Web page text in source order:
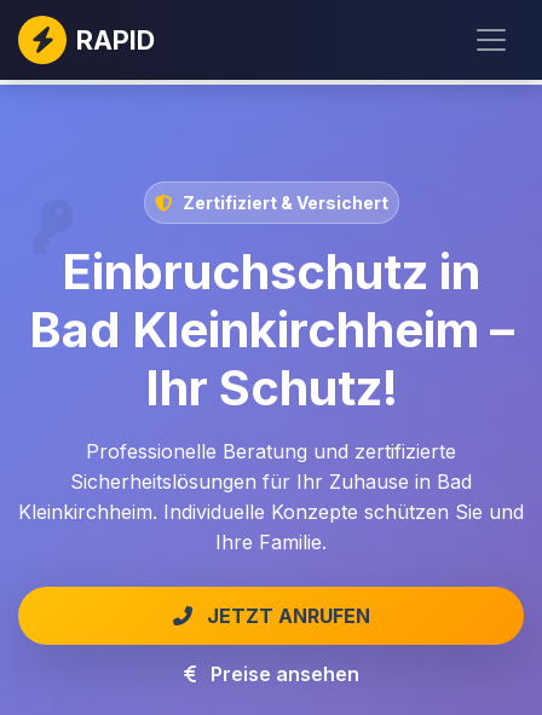
RAPID
Zertifiziert & Versichert
Einbruchschutz in
Bad Kleinkirchheim –
Ihr Schutz!
Professionelle Beratung und zertifizierte
Sicherheitslösungen für Ihr Zuhause in Bad
Kleinkirchheim. Individuelle Konzepte schützen Sie und
Ihre Familie.
JETZT ANRUFEN
Preise ansehen